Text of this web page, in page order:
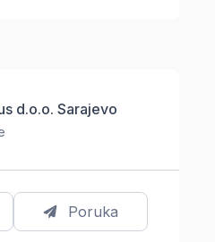
d.o.o. Sarajevo
Poruka